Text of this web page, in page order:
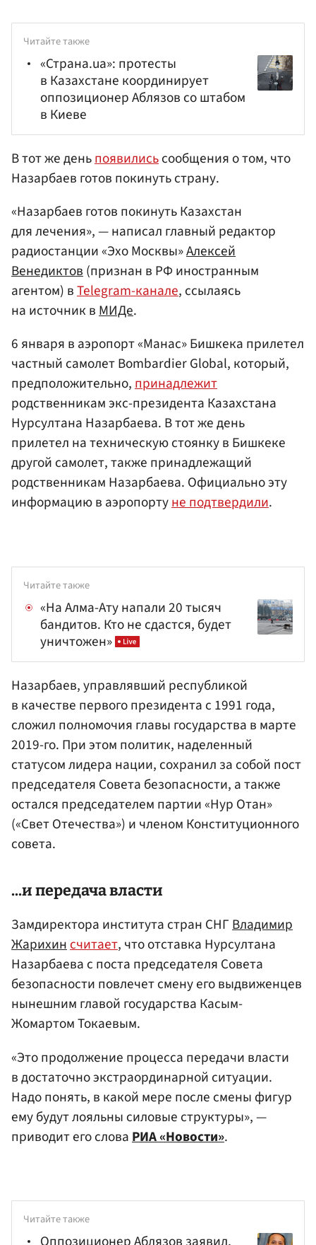
Читайте также
«Страна.ua»: протесты
в Казахстане координирует
оппозиционер Аблязов со штабом
в Киеве
В тот же деньпоявилисьсообщения о том, что
Назарбаев готов покинуть страну.
«Назарбаев готов покинуть Казахстан
для лечения», — написал главный редактор
радиостанции «Эхо Москвы»Алексей
Венедиктов(признан в РФ иностранным
агентом) вTelegram-канале, ссылаясь
на источник вМИДе.
6 января в аэропорт «Манас» Бишкека прилетел
частный самолет Bombardier Global, который,
предположительно,принадлежит
родственникам экс-президента Казахстана
Нурсултана Назарбаева. В тот же день
прилетел на техническую стоянку в Бишкеке
другой самолет, также принадлежащий
родственникам Назарбаева. Официально эту
информацию в аэропортуне подтвердили.
Читайте также
«На Алма-Ату напали 20 тысяч
бандитов. Кто не сдастся, будет
уничтожен»
Назарбаев, управлявший республикой
в качестве первого президента с 1991 года,
сложил полномочия главы государства в марте
2019-го. При этом политик, наделенный
статусом лидера нации, сохранил за собой пост
председателя Совета безопасности, а также
остался председателем партии «Нур Отан»
(«Свет Отечества») и членом Конституционного
совета.
...и передача власти
Замдиректора института стран СНГВладимир
Жарихинсчитает, что отставка Нурсултана
Назарбаева с поста председателя Совета
безопасности повлечет смену его выдвиженцев
нынешним главой государства Касым-
Жомартом Токаевым.
«Это продолжение процесса передачи власти
в достаточно экстраординарной ситуации.
Надо понять, в какой мере после смены фигур
ему будут лояльны силовые структуры», —
приводит его слова РИА «Новости».
Читайте также